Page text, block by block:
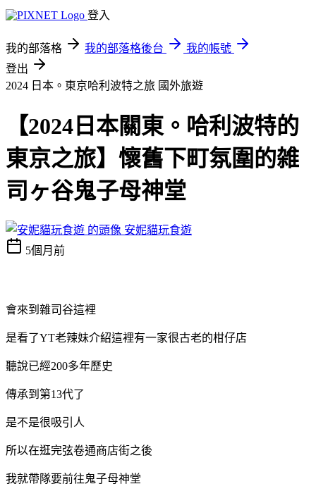
登入
我的部落格 我的部落格後台
我的帳號
登出
2024 日本。東京哈利波特之旅 國外旅遊
【2024日本關東。哈利波特的
東京之旅】懷舊下町氛圍的雑
司ヶ谷鬼子母神堂
安妮貓玩食遊
5個月前
會來到雜司谷這裡
是看了YT老辣妹介紹這裡有一家很古老的柑仔店
聽說已經200多年歷史
傳承到第13代了
是不是很吸引人
所以在逛完弦卷通商店街之後
我就帶隊要前往鬼子母神堂